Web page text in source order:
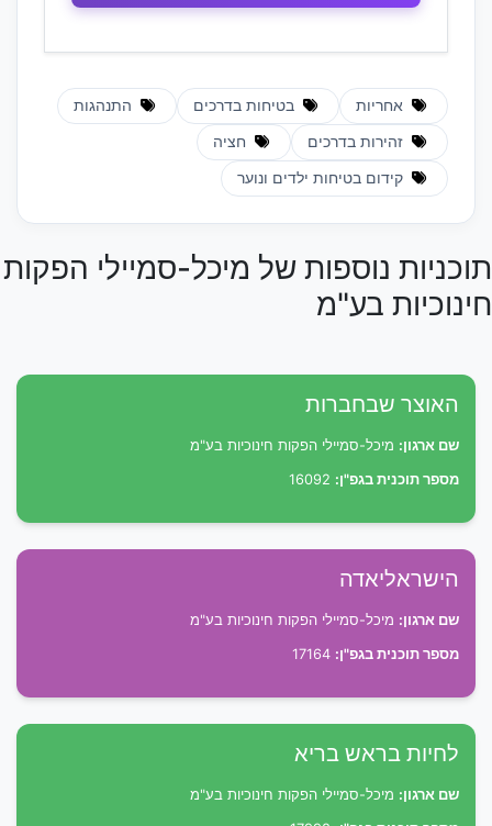
אחריות בטיחות בדרכים התנהגות
זהירות בדרכים חציה
קידום בטיחות ילדים ונוער
תוכניות נוספות של מיכל-סמיילי הפקות
חינוכיות בע"מ
האוצר שבחברות
שם ארגון: מיכל-סמיילי הפקות חינוכיות בע"מ
מספר תוכנית בגפ"ן:
הישראליאדה
שם ארגון: מיכל-סמיילי הפקות חינוכיות בע"מ
מספר תוכנית בגפ"ן:
לחיות בראש בריא
שם ארגון: מיכל-סמיילי הפקות חינוכיות בע"מ